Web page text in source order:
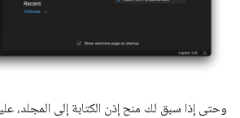
وحتى إذا سبق لك منح إذن الكتابة إلى المجلد،